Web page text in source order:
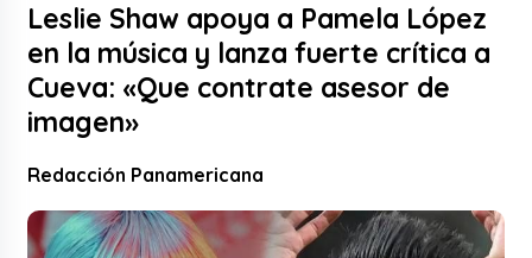
Leslie Shaw apoya a Pamela López
en la música y lanza fuerte crítica a
Cueva: «Que contrate asesor de
imagen»
Redacción Panamericana